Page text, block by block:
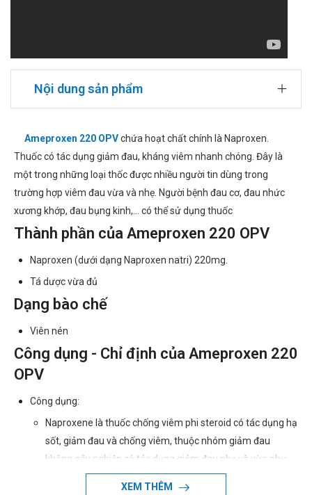
Nội dung sản phẩm
Ameproxen 220 OPVchứa hoạt chất chính là Naproxen.
Thuốc có tác dụng giảm đau, kháng viêm nhanh chóng. Đây là
một trong những loại thốc được nhiều người tin dùng trong
trường hợp viêm đau vừa và nhẹ. Người bệnh đau cơ, đau nhức
xương khớp, đau bụng kinh,... có thể sử dụng thuốc
Thành phần của Ameproxen 220 OPV
Naproxen (dưới dạng Naproxen natri) 220mg.
Tá dược vừa đủ
Dạng bào chế
Viên nén
Công dụng - Chỉ định của Ameproxen 220
OPV
Công dụng:
Naproxene là thuốc chống viêm phi steroid có tác dụng hạ
sốt, giảm đau và chống viêm, thuộc nhóm giảm đau
không gây nghiện có tác dụng giảm đau nhẹ và vừa như
đau do chấn thương, đau kinh, viêm khớp và các tình trạng
XEM THÊM